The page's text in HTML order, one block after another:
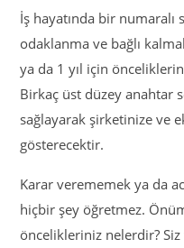
İş hayatında bir
odaklanma ve bağlı
ya da 1 yıl için
Birkaç üst düzey anahtar
sağlayarak şirketinize ve
gösterecektir.
Karar verememek ya da
hiçbir şey öğretmez.
öncelikleriniz nelerdir? Siz